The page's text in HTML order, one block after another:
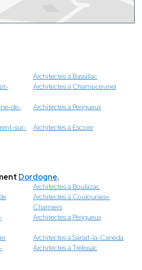
Architectes à Bassillac
Architectes à Champcevinel
de-
Architectes à Perigueux
sur-
Architectes à Escoire
Dordogne.
Architectes à Boulazac
Architectes à Coulounieix-
Chamiers
Architectes à Périgueux
Architectes à Sarlat-la-Canéda
Architectes à Trélissac